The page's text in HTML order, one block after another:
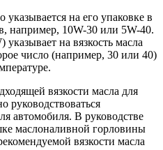
на его упаковке в
например, 10W-30 или 5W-40.
на вязкость масла
число (например, 30 или 40)
вязкости масла для
руководствоваться
автомобиля. В руководстве
маслоналивной горловины
вязкости масла